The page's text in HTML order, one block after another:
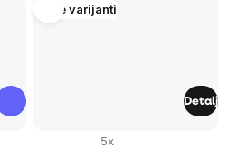
Više varijanti
5x
Detalj